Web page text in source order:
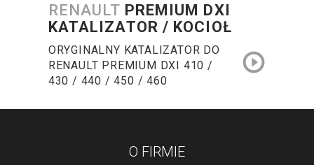
RENAULT PREMIUM DXI
KATALIZATOR / KOCIOŁ
ORYGINALNY KATALIZATOR DO
RENAULT PREMIUM DXI 410 /
430 / 440 / 450 / 460
O FIRMIE